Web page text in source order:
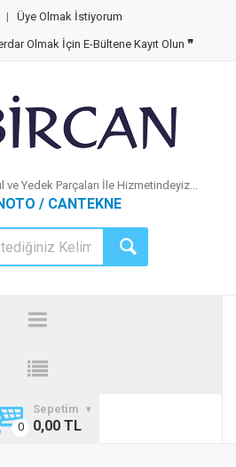
| Üye Olmak İstiyorum
Olmak İçin E-Bültene Kayıt Olun ❞
ve Yedek Parçaları İle Hizmetindeyiz...
/ CANTEKNE
Sepetim
0,00 TL